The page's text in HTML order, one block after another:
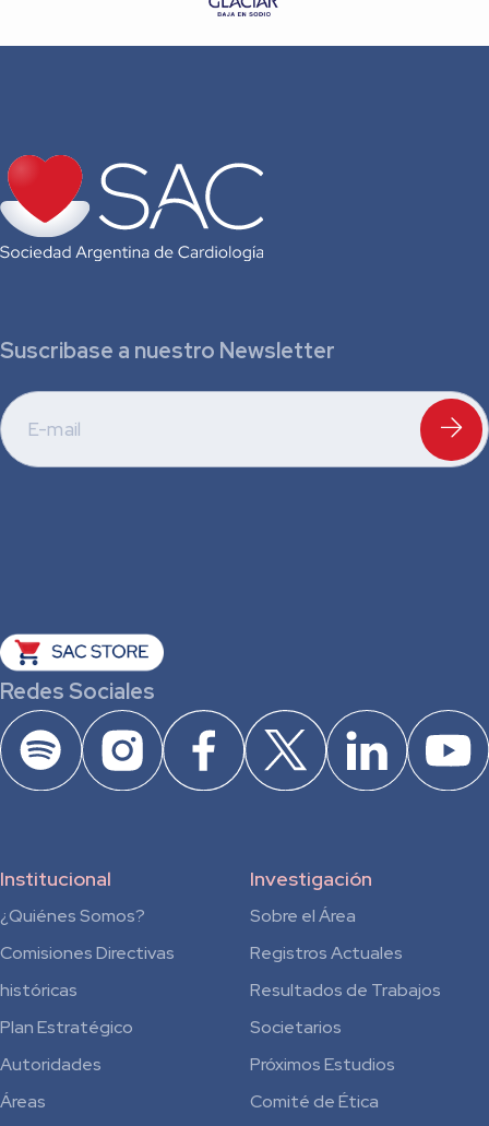
Suscribase a nuestro Newsletter
Redes Sociales
Institucional
¿Quiénes Somos?
Comisiones Directivas
históricas
Plan Estratégico
Autoridades
Áreas
Investigación
Sobre el Área
Registros Actuales
Resultados de Trabajos
Societarios
Próximos Estudios
Comité de Ética